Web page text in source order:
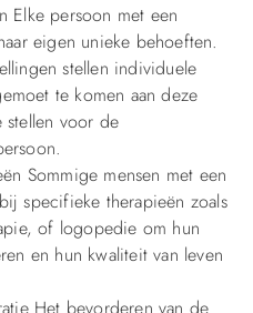
Elke persoon met een
eigen unieke behoeften.
stellen individuele
te komen aan deze
voor de
Sommige mensen met een
specifieke therapieën zoals
of logopedie om hun
en hun kwaliteit van leven
Het bevorderen van de